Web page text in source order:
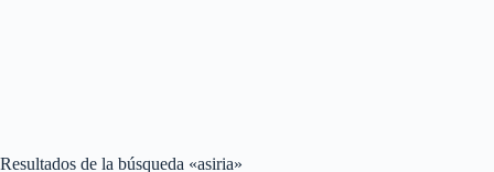
Resultados de la búsqueda «asiria»